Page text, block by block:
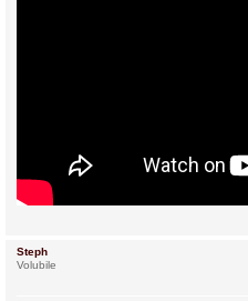
Steph
Volubile